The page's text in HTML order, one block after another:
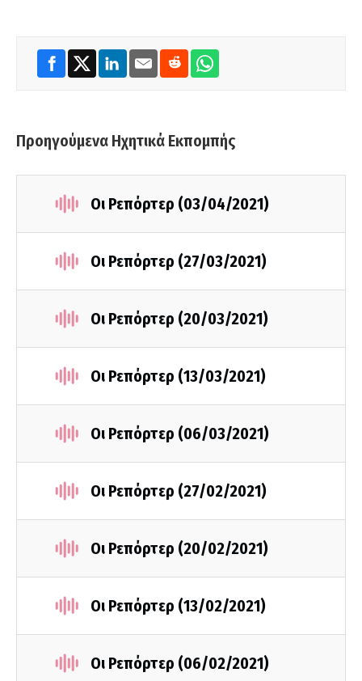
Προηγούμενα Ηχητικά Εκπομπής
Οι Ρεπόρτερ (03/04/2021)
Οι Ρεπόρτερ (27/03/2021)
Οι Ρεπόρτερ (20/03/2021)
Οι Ρεπόρτερ (13/03/2021)
Οι Ρεπόρτερ (06/03/2021)
Οι Ρεπόρτερ (27/02/2021)
Οι Ρεπόρτερ (20/02/2021)
Οι Ρεπόρτερ (13/02/2021)
Οι Ρεπόρτερ (06/02/2021)